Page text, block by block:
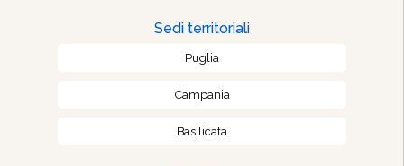
Sedi territoriali
Puglia
Campania
Basilicata